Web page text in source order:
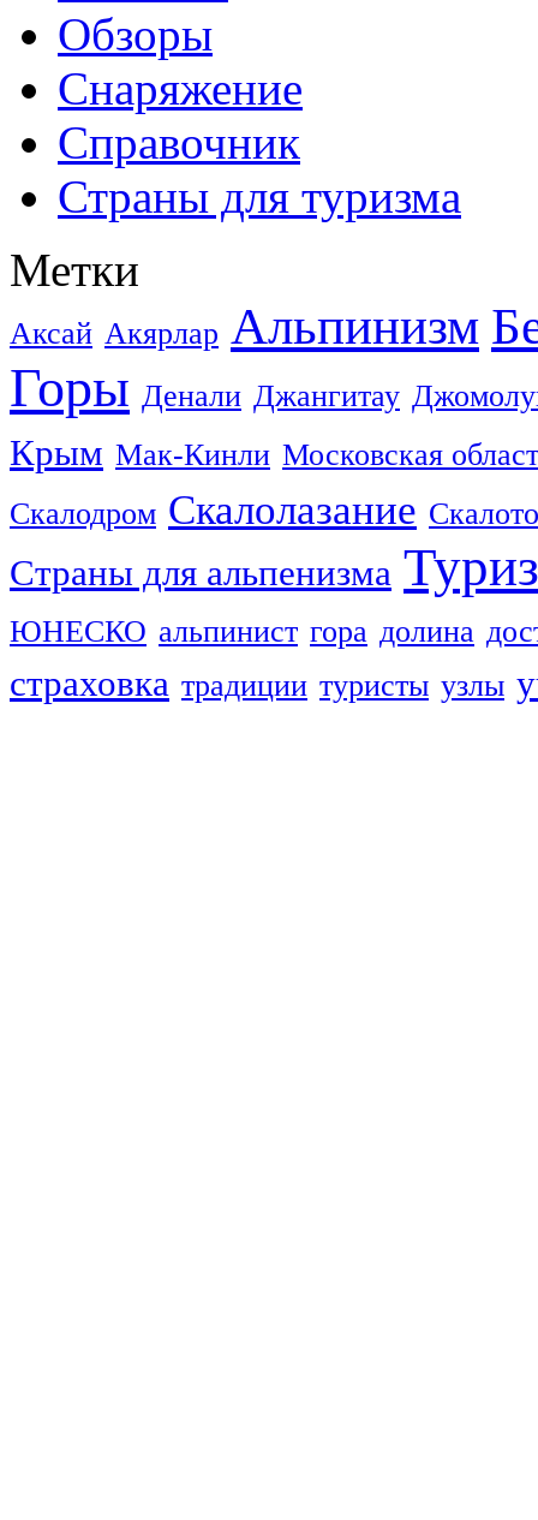
Обзоры
Снаряжение
Справочник
Страны для туризма
Метки
Аксай Акярлар Альпинизм
Горы Денали Джангитау
Крым Мак-Кинли Московская
Скалодром Скалолазание
Страны для альпенизма
ЮНЕСКО альпинист гора долина
страховка традиции туристы узлы